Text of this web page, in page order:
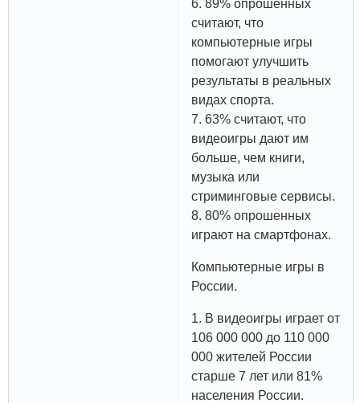
6. 89% опрошенных
считают, что
компьютерные игры
помогают улучшить
результаты в реальных
видах спорта.
7. 63% считают, что
видеоигры дают им
больше, чем книги,
музыка или
стриминговые сервисы.
8. 80% опрошенных
играют на смартфонах.
Компьютерные игры в
России.
1. В видеоигры играет от
106 000 000 до 110 000
000 жителей России
старше 7 лет или 81%
населения России.